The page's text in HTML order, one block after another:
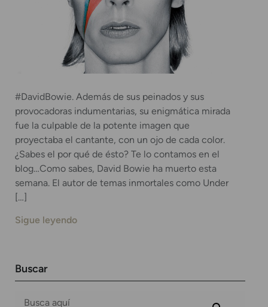
#DavidBowie. Además de sus peinados y sus
provocadoras indumentarias, su enigmática mirada
fue la culpable de la potente imagen que
proyectaba el cantante, con un ojo de cada color.
¿Sabes el por qué de ésto? Te lo contamos en el
blog…Como sabes, David Bowie ha muerto esta
semana. El autor de temas inmortales como Under
[…]
Sigue leyendo
Buscar